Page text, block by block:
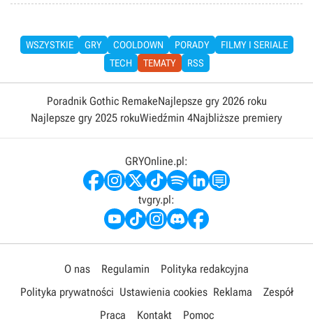
WSZYSTKIE GRY COOLDOWN PORADY
FILMY I SERIALE
TECH
TEMATY RSS
Poradnik Gothic RemakeNajlepsze gry 2026 roku
Najlepsze gry 2025 rokuWiedźmin 4Najbliższe premiery
GRYOnline.pl:
tvgry.pl:
O nas Regulamin
Polityka redakcyjna
Polityka prywatności Ustawienia cookies Reklama
Zespół
Praca
Kontakt Pomoc